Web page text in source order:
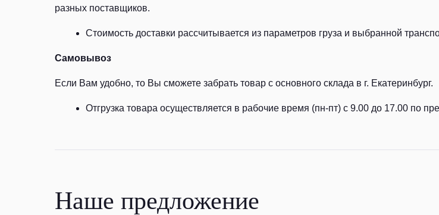
разных поставщиков.
Стоимость доставки рассчитывается из параметров груза и выбранной
Самовывоз
Если Вам удобно, то Вы сможете забрать товар с основного склада в г. Екатеринбург.
Отгрузка товара осуществляется в рабочие время (пн-пт) с 9.00 до 17.00 по
Наше предложение